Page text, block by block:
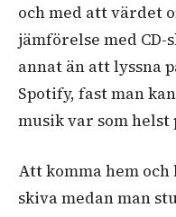
och med att värdet
jämförelse med
annat än att lyssna
Spotify, fast man
musik var som helst
Att komma hem och
skiva medan man